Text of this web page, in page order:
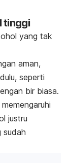
tinggi
yang tak
aman,
seperti
bir biasa.
justru
sudah